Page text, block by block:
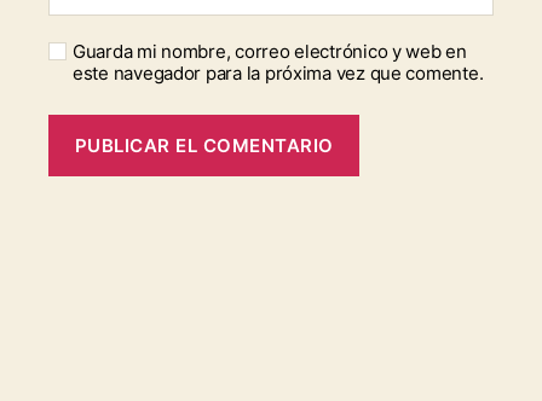
Guarda mi nombre, correo electrónico y web en
este navegador para la próxima vez que comente.